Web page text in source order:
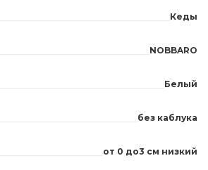
Кеды
NOBBARO
Белый
без каблука
от 0 до3 см низкий